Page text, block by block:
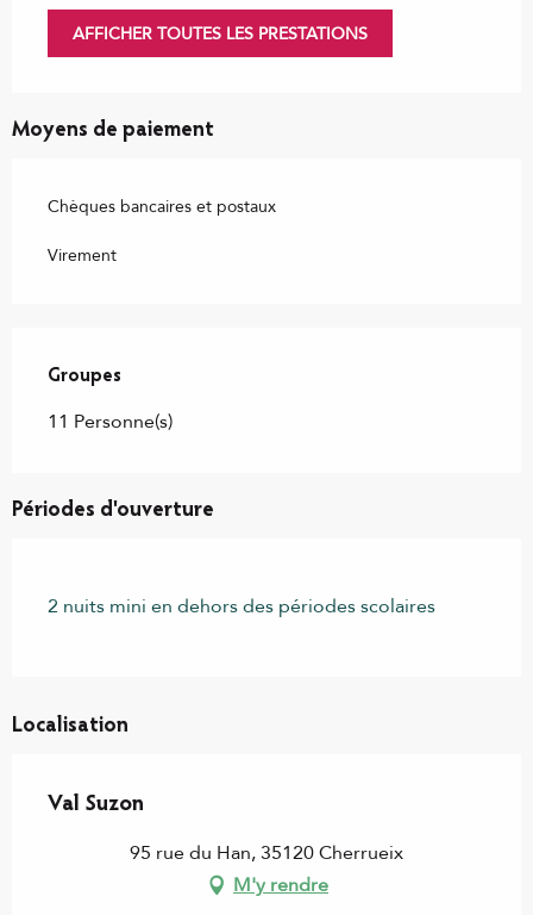
AFFICHER TOUTES LES PRESTATIONS
Moyens de paiement
Chèques bancaires et postaux
Virement
Groupes
Groupes
11 Personne(s)
Périodes d'ouverture
2 nuits mini en dehors des périodes scolaires
Localisation
Val Suzon
95 rue du Han, 35120 Cherrueix
M'y rendre